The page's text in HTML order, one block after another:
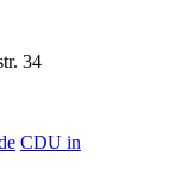
34
CDU in